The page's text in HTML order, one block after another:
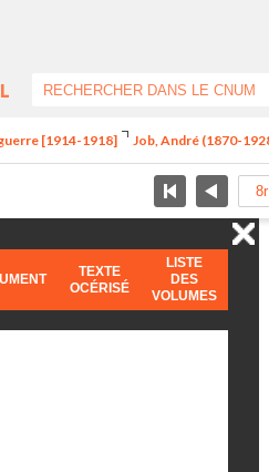
[1914-1918] Job, André (1870-
TEXTE
OCÉRISÉ
LISTE
DES
VOLUMES